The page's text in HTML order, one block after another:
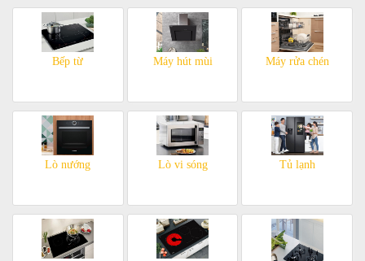
Bếp từ Máy hút mùi Máy rửa chén
Lò nướng Lò vi sóng Tủ lạnh